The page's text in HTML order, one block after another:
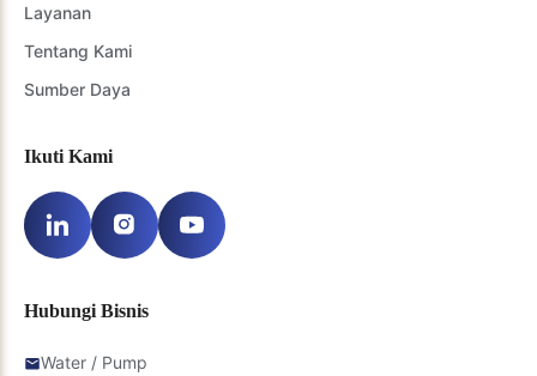
Layanan
Tentang Kami
Sumber Daya
Ikuti Kami
Hubungi Bisnis
Water / Pump